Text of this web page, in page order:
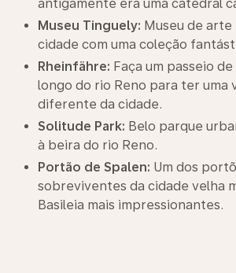
antigamente era uma catedral
Museu Tinguely: Museu de
cidade com uma coleção
Rheinfähre: Faça um passeio de
longo do rio Reno para ter uma
diferente da cidade.
Solitude Park: Belo parque
à beira do rio Reno.
Portão de Spalen: Um dos
sobreviventes da cidade velha
Basileia mais impressionantes.